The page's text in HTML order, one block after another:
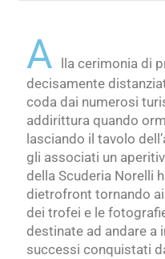
A
lla cerimonia di
decisamente
coda dai numerosi
addirittura quando
lasciando il tavolo
gli associati un
della Scuderia Norelli
dietrofront tornando
dei trofei e le
destinate ad andare a
successi conquistati